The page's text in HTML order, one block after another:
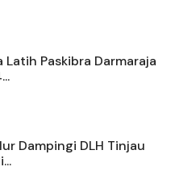
Latih Paskibra Darmaraja
Dampingi DLH Tinjau